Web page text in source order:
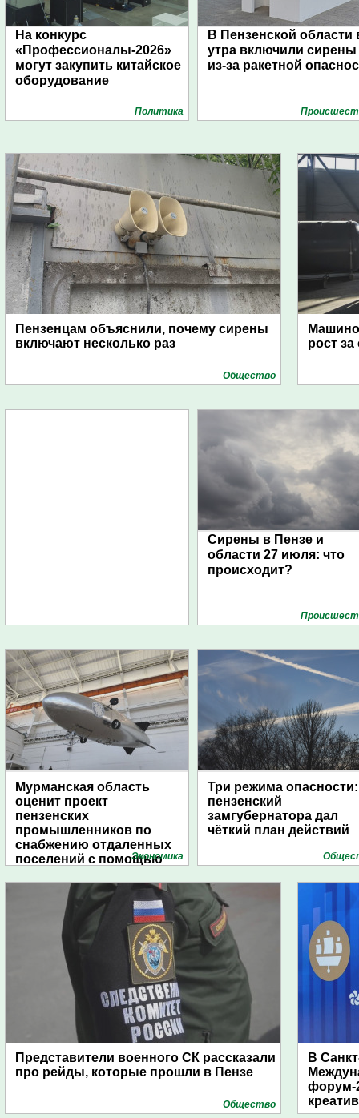
На конкурс
«Профессионалы-2026»
могут закупить китайское
оборудование
Политика
В Пензенской области
утра включили сирены
из-за ракетной
Пензенцам объяснили, почему сирены
включают несколько раз
Общество
рост за
Сирены в Пензе и
области 27 июля: что
происходит?
Мурманская область
оценит проект
пензенских
промышленников по
снабжению отдаленных
поселений с помощью
Экономика
Три режима опасности:
пензенский
замгубернатора дал
чёткий план действий
Представители военного СК рассказали
про рейды, которые прошли в Пензе
Общество
В
форум-